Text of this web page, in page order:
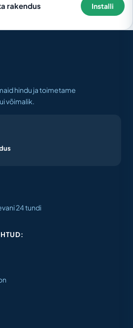
rakendus Installi
hindu ja toimetame
võimalik.
24 tundi